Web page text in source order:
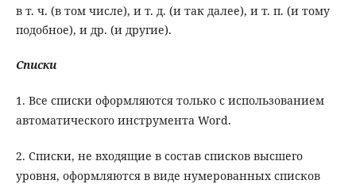
в т. ч. (в том числе), и т. д. (и так далее), и т. п. (и тому
подобное), и др. (и другие).
Списки
1. Все списки оформляются только с использованием
автоматического инструмента Word.
2. Списки, не входящие в состав списков высшего
уровня, оформляются в виде нумерованных списков